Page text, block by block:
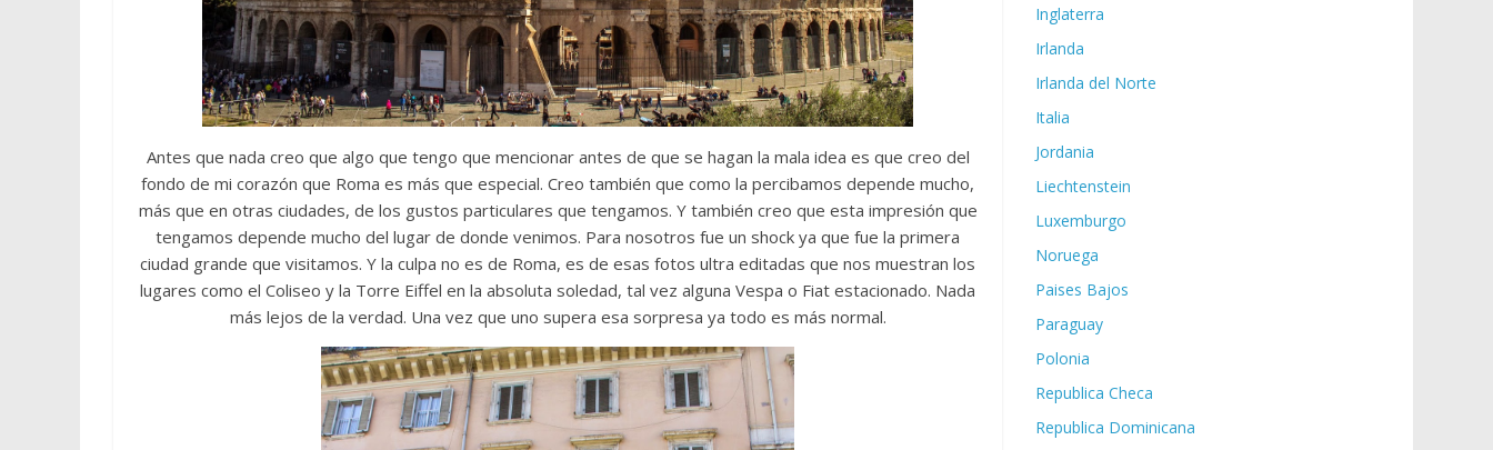
Antes que nada creo que algo que tengo que mencionar antes de que se hagan la mala idea es que creo del
fondo de mi corazón que Roma es más que especial. Creo también que como la percibamos depende mucho,
más que en otras ciudades, de los gustos particulares que tengamos. Y también creo que esta impresión que
tengamos depende mucho del lugar de donde venimos. Para nosotros fue un shock ya que fue la primera
ciudad grande que visitamos. Y la culpa no es de Roma, es de esas fotos ultra editadas que nos muestran los
lugares como el Coliseo y la Torre Eiffel en la absoluta soledad, tal vez alguna Vespa o Fiat estacionado. Nada
más lejos de la verdad. Una vez que uno supera esa sorpresa ya todo es más normal.
Inglaterra
Irlanda
Irlanda del Norte
Italia
Jordania
Liechtenstein
Luxemburgo
Noruega
Paises Bajos
Paraguay
Polonia
Republica Checa
Republica Dominicana